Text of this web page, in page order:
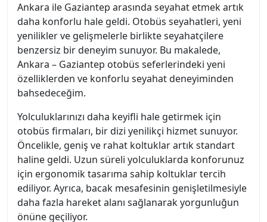
Ankara ile Gaziantep arasında seyahat etmek artık
daha konforlu hale geldi. Otobüs seyahatleri, yeni
yenilikler ve gelişmelerle birlikte seyahatçilere
benzersiz bir deneyim sunuyor. Bu makalede,
Ankara – Gaziantep otobüs seferlerindeki yeni
özelliklerden ve konforlu seyahat deneyiminden
bahsedeceğim.
Yolculuklarınızı daha keyifli hale getirmek için
otobüs firmaları, bir dizi yenilikçi hizmet sunuyor.
Öncelikle, geniş ve rahat koltuklar artık standart
haline geldi. Uzun süreli yolculuklarda konforunuz
için ergonomik tasarıma sahip koltuklar tercih
ediliyor. Ayrıca, bacak mesafesinin genişletilmesiyle
daha fazla hareket alanı sağlanarak yorgunluğun
önüne geçiliyor.